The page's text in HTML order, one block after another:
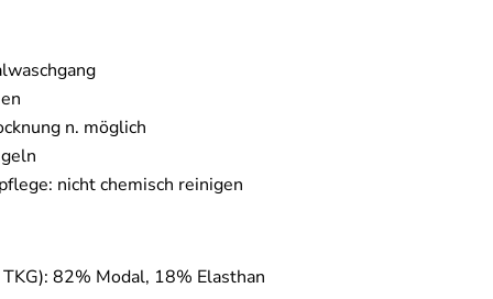
n. möglich
nicht chemisch reinigen
82% Modal, 18% Elasthan